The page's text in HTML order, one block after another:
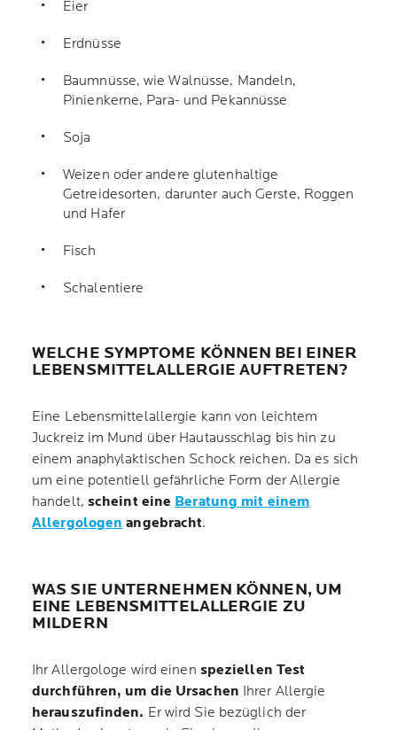
Eier
Erdnüsse
Baumnüsse, wie Walnüsse, Mandeln,
Pinienkerne, Para- und Pekannüsse
Soja
Weizen oder andere glutenhaltige
Getreidesorten, darunter auch Gerste, Roggen
und Hafer
Fisch
Schalentiere
WELCHE SYMPTOME KÖNNEN BEI EINER
LEBENSMITTELALLERGIE AUFTRETEN?
Eine Lebensmittelallergie kann von leichtem
Juckreiz im Mund über Hautausschlag bis hin zu
einem anaphylaktischen Schock reichen. Da es sich
um eine potentiell gefährliche Form der Allergie
handelt, scheint eine Beratung mit einem
Allergologen angebracht.
WAS SIE UNTERNEHMEN KÖNNEN, UM
EINE LEBENSMITTELALLERGIE ZU
MILDERN
Ihr Allergologe wird einen speziellen Test
durchführen, um die Ursachen Ihrer Allergie
herauszufinden. Er wird Sie bezüglich der